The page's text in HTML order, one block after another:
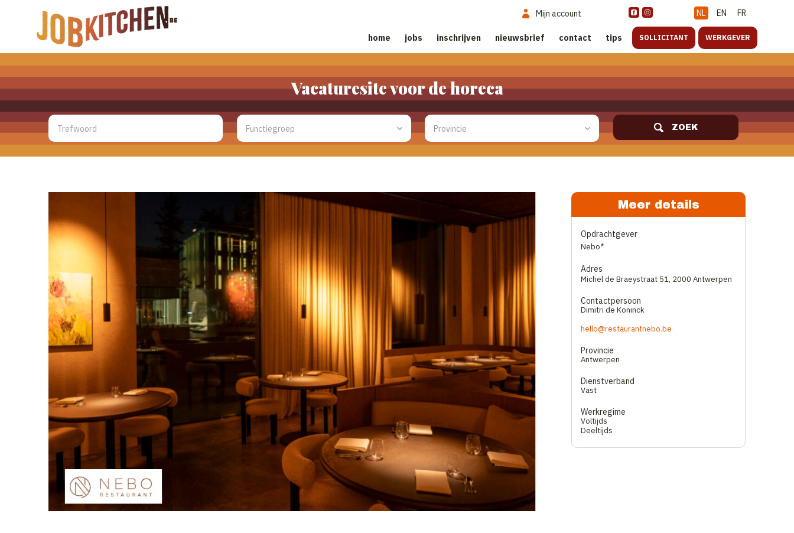
NL EN FR
Mijn account
home jobs inschrijven nieuwsbrief contact tips SOLLICITANT WERKGEVER
Vacaturesite voor de horeca
ZOEK
Meer details
Opdrachtgever
Nebo*
Adres
Michel de Braeystraat 51, 2000 Antwerpen
Contactpersoon
Dimitri de Koninck
hello@restaurantnebo.be
Provincie
Antwerpen
Dienstverband
Vast
Werkregime
Voltijds
Deeltijds